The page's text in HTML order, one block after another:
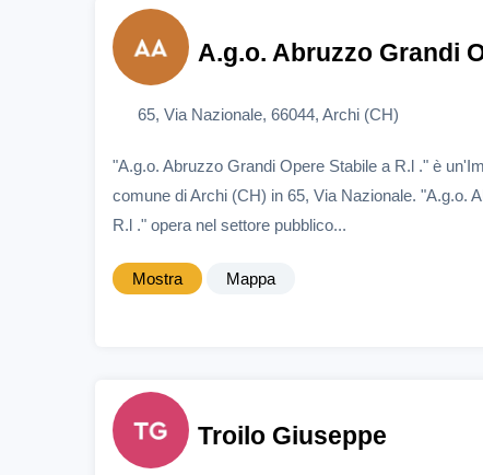
A.g.o. Abruzzo Grandi
65, Via Nazionale, 66044, Archi (CH)
"A.g.o. Abruzzo Grandi Opere Stabile a R.l ." è
comune di Archi (CH) in 65, Via Nazionale. "A.g.o.
R.l ." opera nel settore pubblico...
Mostra Mappa
Troilo Giuseppe